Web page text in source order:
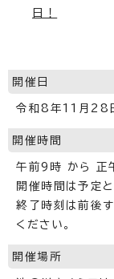
日！
開催日
令和8年11月28日
開催時間
午前9時 から 正
開催時間は予定と
終了時刻は前後
ください。
開催場所